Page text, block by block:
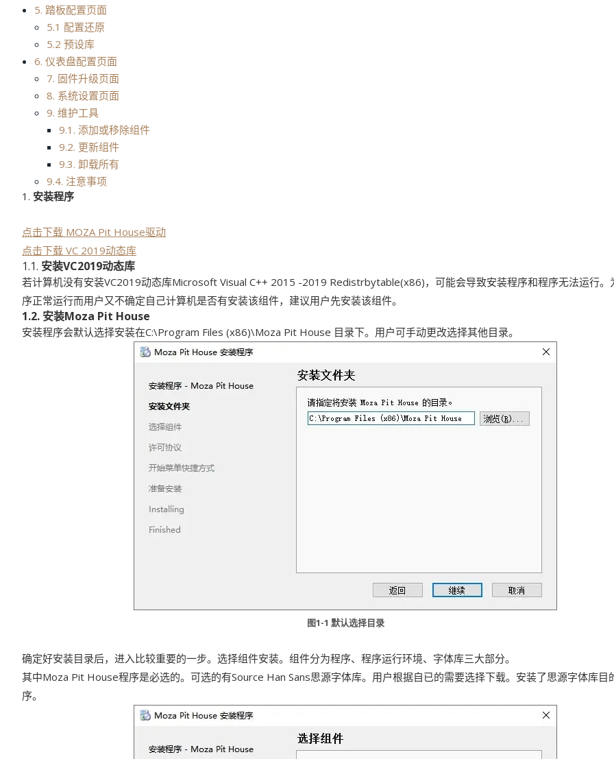
5. 踏板配置页面
5.1 配置还原
5.2 预设库
6. 仪表盘配置页面
7. 固件升级页面
8. 系统设置页面
9. 维护工具
9.1. 添加或移除组件
9.2. 更新组件
9.3. 卸载所有
9.4. 注意事项
1. 安装程序
点击下载 MOZA Pit House驱动
点击下载 VC 2019动态库
1.1. 安装VC2019动态库
若计算机没有安装VC2019动态库Microsoft Visual C++ 2015 -2019 Redistrbytable(x86)，可能会导致安装程序和程序无法运行。
序正常运行而用户又不确定自己计算机是否有安装该组件，建议用户先安装该组件。
1.2. 安装Moza Pit House
安装程序会默认选择安装在C:\Program Files (x86)\Moza Pit House 目录下。用户可手动更改选择其他目录。
图1-1 默认选择目录
确定好安装目录后，进入比较重要的一步。选择组件安装。组件分为程序、程序运行环境、字体库三大部分。
其中Moza Pit House程序是必选的。可选的有Source Han Sans思源字体库。用户根据自已的需要选择下载。安装了思源字体库目
序。